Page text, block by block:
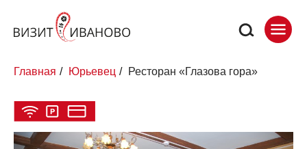
Главная / Юрьевец / Ресторан «Глазова гора»